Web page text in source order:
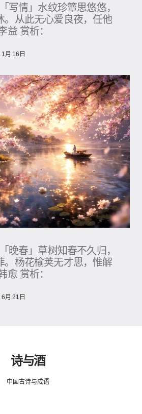
「写情」水纹珍簟思悠悠，
。从此无心爱良夜，任他
益 赏析：
月 16日
「晚春」草树知春不久归，
。杨花榆荚无才思，惟解
愈 赏析：
月 21日
诗与酒
中国古诗与成语